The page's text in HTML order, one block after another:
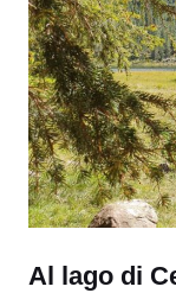
Al lago di